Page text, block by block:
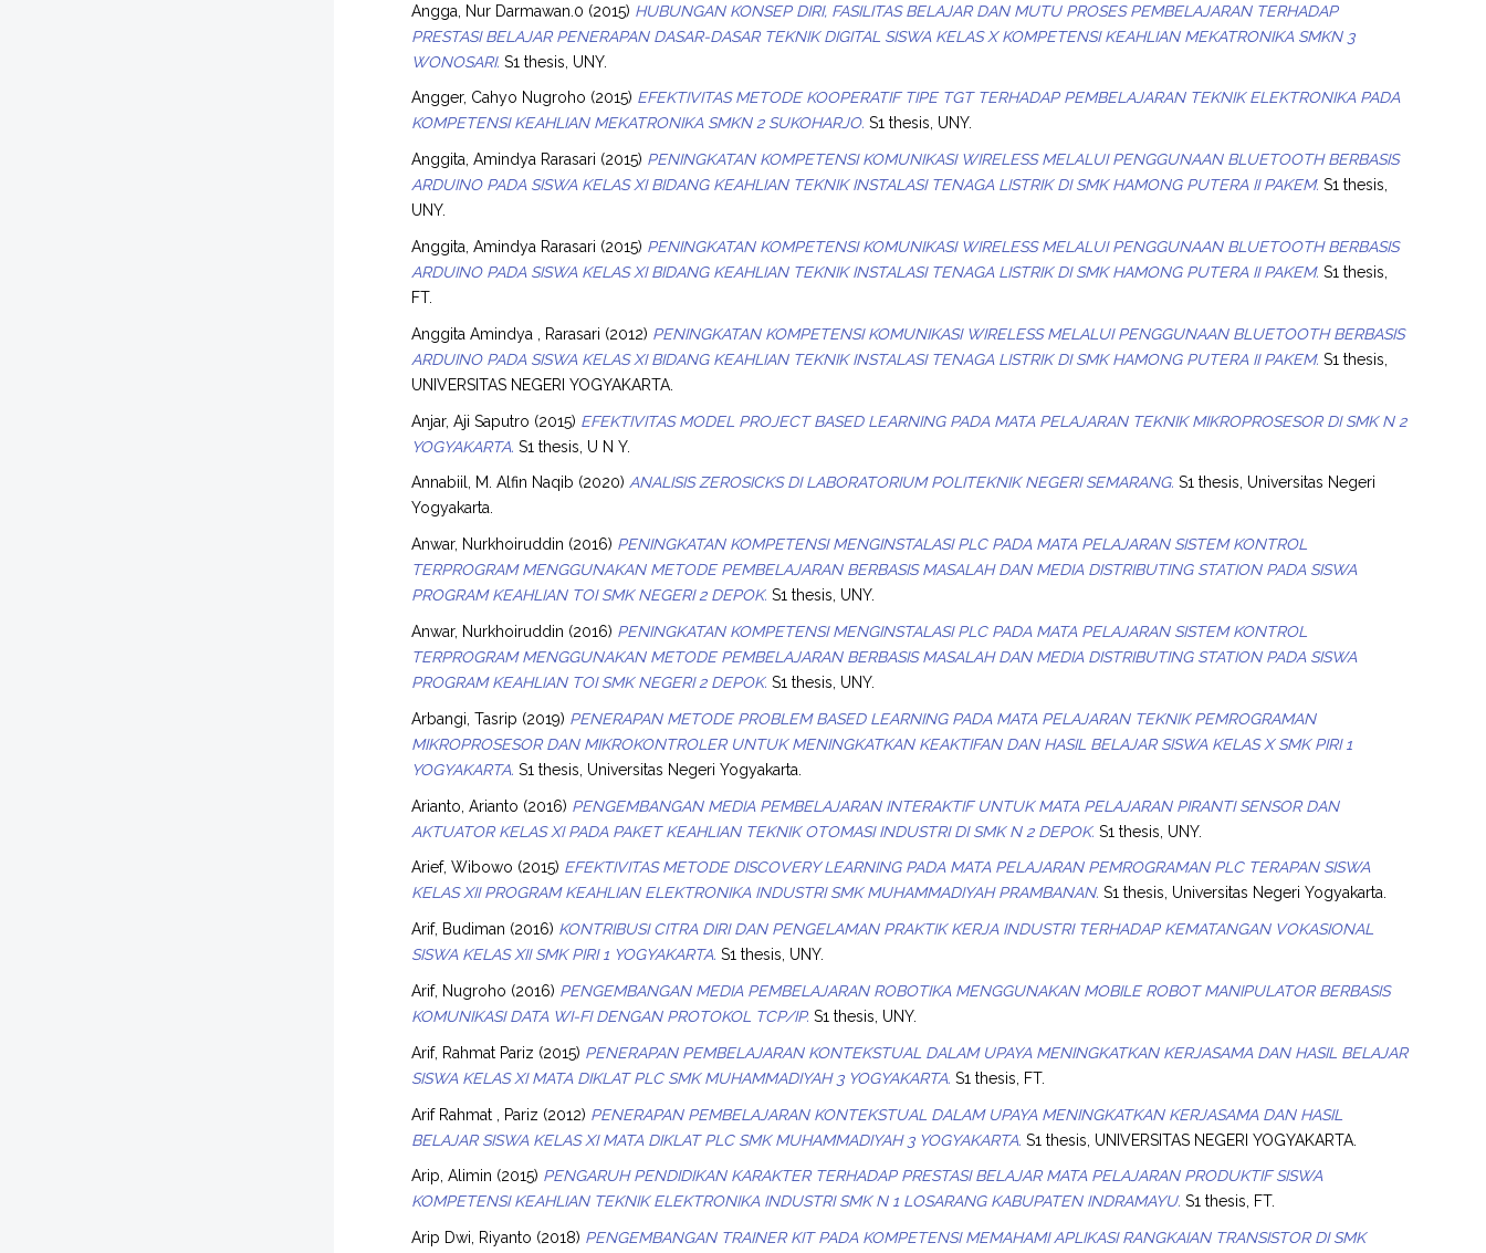
Angga, Nur Darmawan.0 (2015) HUBUNGAN KONSEP DIRI, FASILITAS BELAJAR DAN MUTU PROSES PEMBELAJARAN TERHADAP
PRESTASI BELAJAR PENERAPAN DASAR-DASAR TEKNIK DIGITAL SISWA KELAS X KOMPETENSI KEAHLIAN MEKATRONIKA SMKN 3
WONOSARI. S1 thesis, UNY.
Angger, Cahyo Nugroho (2015) EFEKTIVITAS METODE KOOPERATIF TIPE TGT TERHADAP PEMBELAJARAN TEKNIK ELEKTRONIKA PADA
KOMPETENSI KEAHLIAN MEKATRONIKA SMKN 2 SUKOHARJO. S1 thesis, UNY.
Anggita, Amindya Rarasari (2015) PENINGKATAN KOMPETENSI KOMUNIKASI WIRELESS MELALUI PENGGUNAAN BLUETOOTH BERBASIS
ARDUINO PADA SISWA KELAS XI BIDANG KEAHLIAN TEKNIK INSTALASI TENAGA LISTRIK DI SMK HAMONG PUTERA II PAKEM. S1 thesis,
UNY.
Anggita, Amindya Rarasari (2015) PENINGKATAN KOMPETENSI KOMUNIKASI WIRELESS MELALUI PENGGUNAAN BLUETOOTH BERBASIS
ARDUINO PADA SISWA KELAS XI BIDANG KEAHLIAN TEKNIK INSTALASI TENAGA LISTRIK DI SMK HAMONG PUTERA II PAKEM. S1 thesis,
FT.
Anggita Amindya , Rarasari (2012) PENINGKATAN KOMPETENSI KOMUNIKASI WIRELESS MELALUI PENGGUNAAN BLUETOOTH BERBASIS
ARDUINO PADA SISWA KELAS XI BIDANG KEAHLIAN TEKNIK INSTALASI TENAGA LISTRIK DI SMK HAMONG PUTERA II PAKEM. S1 thesis,
UNIVERSITAS NEGERI YOGYAKARTA.
Anjar, Aji Saputro (2015) EFEKTIVITAS MODEL PROJECT BASED LEARNING PADA MATA PELAJARAN TEKNIK MIKROPROSESOR DI SMK N 2
YOGYAKARTA. S1 thesis, U N Y.
Annabiil, M. Alfin Naqib (2020)ANALISIS ZEROSICKS DI LABORATORIUM POLITEKNIK NEGERI SEMARANG. S1 thesis, Universitas Negeri
Yogyakarta.
Anwar, Nurkhoiruddin (2016) PENINGKATAN KOMPETENSI MENGINSTALASI PLC PADA MATA PELAJARAN SISTEM KONTROL
TERPROGRAM MENGGUNAKAN METODE PEMBELAJARAN BERBASIS MASALAH DAN MEDIA DISTRIBUTING STATION PADA SISWA
PROGRAM KEAHLIAN TOI SMK NEGERI 2 DEPOK. S1 thesis, UNY.
Anwar, Nurkhoiruddin (2016) PENINGKATAN KOMPETENSI MENGINSTALASI PLC PADA MATA PELAJARAN SISTEM KONTROL
TERPROGRAM MENGGUNAKAN METODE PEMBELAJARAN BERBASIS MASALAH DAN MEDIA DISTRIBUTING STATION PADA SISWA
PROGRAM KEAHLIAN TOI SMK NEGERI 2 DEPOK. S1 thesis, UNY.
Arbangi, Tasrip (2019) PENERAPAN METODE PROBLEM BASED LEARNING PADA MATA PELAJARAN TEKNIK PEMROGRAMAN
MIKROPROSESOR DAN MIKROKONTROLER UNTUK MENINGKATKAN KEAKTIFAN DAN HASIL BELAJAR SISWA KELAS X SMK PIRI 1
YOGYAKARTA. S1 thesis, Universitas Negeri Yogyakarta.
Arianto, Arianto (2016) PENGEMBANGAN MEDIA PEMBELAJARAN INTERAKTIF UNTUK MATA PELAJARAN PIRANTI SENSOR DAN
AKTUATOR KELAS XI PADA PAKET KEAHLIAN TEKNIK OTOMASI INDUSTRI DI SMK N 2 DEPOK. S1 thesis, UNY.
Arief, Wibowo (2015) EFEKTIVITAS METODE DISCOVERY LEARNING PADA MATA PELAJARAN PEMROGRAMAN PLC TERAPAN SISWA
KELAS XII PROGRAM KEAHLIAN ELEKTRONIKA INDUSTRI SMK MUHAMMADIYAH PRAMBANAN. S1 thesis, Universitas Negeri Yogyakarta.
Arif, Budiman (2016) KONTRIBUSI CITRA DIRI DAN PENGELAMAN PRAKTIK KERJA INDUSTRI TERHADAP KEMATANGAN VOKASIONAL
SISWA KELAS XII SMK PIRI 1 YOGYAKARTA. S1 thesis, UNY.
Arif, Nugroho (2016) PENGEMBANGAN MEDIA PEMBELAJARAN ROBOTIKA MENGGUNAKAN MOBILE ROBOT MANIPULATOR BERBASIS
KOMUNIKASI DATA WI-FI DENGAN PROTOKOL TCP/IP. S1 thesis, UNY.
Arif, Rahmat Pariz (2015) PENERAPAN PEMBELAJARAN KONTEKSTUAL DALAM UPAYA MENINGKATKAN KERJASAMA DAN HASIL BELAJAR
SISWA KELAS XI MATA DIKLAT PLC SMK MUHAMMADIYAH 3 YOGYAKARTA. S1 thesis, FT.
Arif Rahmat , Pariz (2012) PENERAPAN PEMBELAJARAN KONTEKSTUAL DALAM UPAYA MENINGKATKAN KERJASAMA DAN HASIL
BELAJAR SISWA KELAS XI MATA DIKLAT PLC SMK MUHAMMADIYAH 3 YOGYAKARTA. S1 thesis, UNIVERSITAS NEGERI YOGYAKARTA.
Arip, Alimin (2015) PENGARUH PENDIDIKAN KARAKTER TERHADAP PRESTASI BELAJAR MATA PELAJARAN PRODUKTIF SISWA
KOMPETENSI KEAHLIAN TEKNIK ELEKTRONIKA INDUSTRI SMK N 1 LOSARANG KABUPATEN INDRAMAYU. S1 thesis, FT.
Arip Dwi, Riyanto (2018) PENGEMBANGAN TRAINER KIT PADA KOMPETENSI MEMAHAMI APLIKASI RANGKAIAN TRANSISTOR DI SMK